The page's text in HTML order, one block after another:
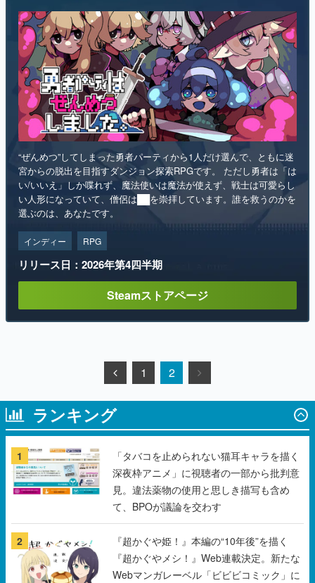
“ぜんめつ”してしまった勇者パーティから1人だけ選んで、ともに迷
宮からの脱出を目指すダンジョン探索RPGです。 ただし勇者は「は
い/いいえ」しか喋れず、魔法使いは魔法が使えず、戦士は可愛らし
い人形になっていて、僧侶は██を崇拝しています。誰を救うのかを
選ぶのは、あなたです。
インディー RPG
リリース日：2026年第4四半期
Steamストアページ
1 2
ランキング
1
「タバコを止められない猫耳キャラを描く
深夜枠アニメ」に視聴者の一部から批判意
見。違法薬物の使用と思しき描写も含め
て、BPOが議論を交わす
2
『超かぐや姫！』本編の“10年後”を描く
『超かぐやメシ！』Web連載決定。新たな
Webマンガレーベル「ビビビコミック」に